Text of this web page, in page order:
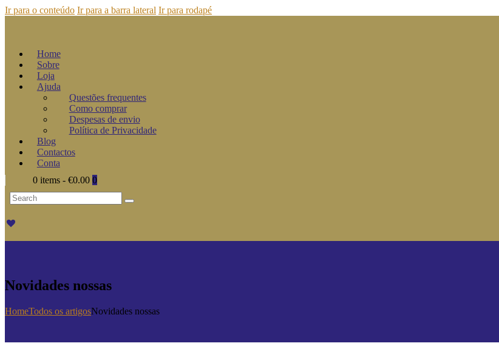
Ir para o conteúdo Ir para a barra lateral Ir para rodapé
Home
Sobre
Loja
Ajuda
Questões frequentes
Como comprar
Despesas de envio
Política de Privacidade
Blog
Contactos
Conta
0 items - €0.00 0
Search
Novidades nossas
HomeTodos os artigosNovidades nossas